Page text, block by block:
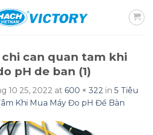
chi can quan tam khi
pH de ban (1)
10 25, 2022 at 600 × 322 in 5 Tiêu
Khi Mua Máy Đo pH Để Bàn